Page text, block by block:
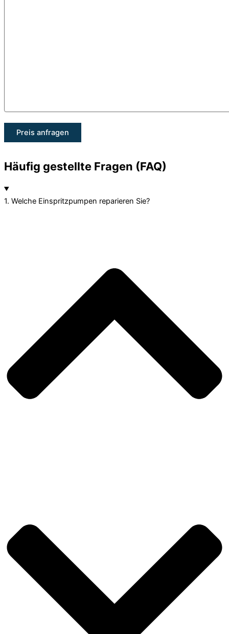
Häufig gestellte Fragen (FAQ)
1. Welche Einspritzpumpen reparieren Sie?